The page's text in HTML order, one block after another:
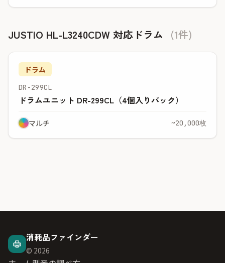
JUSTIO HL-L3240CDW 対応ドラム (1件)
ドラム
DR-299CL
ドラムユニット DR-299CL（4個入りパック）
マルチ ~20,000枚
消耗品ファインダー
© 2026